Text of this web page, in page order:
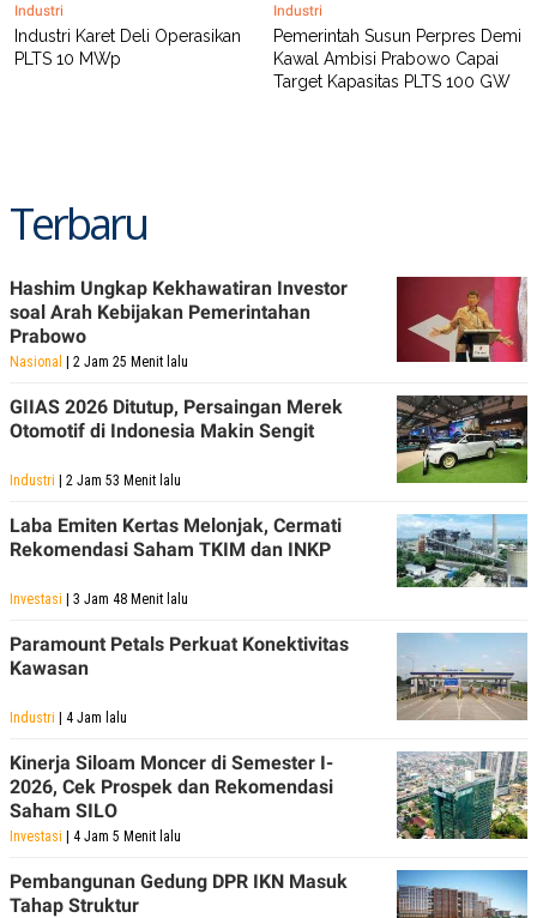
Industri
Industri Karet Deli Operasikan
PLTS 10 MWp
Industri
Pemerintah Susun Perpres Demi
Kawal Ambisi Prabowo Capai
Target Kapasitas PLTS 100 GW
Terbaru
Hashim Ungkap Kekhawatiran Investor
soal Arah Kebijakan Pemerintahan
Prabowo
Nasional | 2 Jam 25 Menit lalu
GIIAS 2026 Ditutup, Persaingan Merek
Otomotif di Indonesia Makin Sengit
Industri | 2 Jam 53 Menit lalu
Laba Emiten Kertas Melonjak, Cermati
Rekomendasi Saham TKIM dan INKP
Investasi | 3 Jam 48 Menit lalu
Paramount Petals Perkuat Konektivitas
Kawasan
Industri | 4 Jam lalu
Kinerja Siloam Moncer di Semester I-
2026, Cek Prospek dan Rekomendasi
Saham SILO
Investasi | 4 Jam 5 Menit lalu
Pembangunan Gedung DPR IKN Masuk
Tahap Struktur